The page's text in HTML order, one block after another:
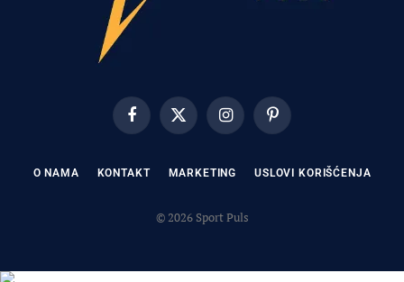
FacebookX
(Twitter)
InstagramPinterest
O NAMA KONTAKT MARKETING USLOVI KORIŠĆENJA
© 2026 Sport Puls